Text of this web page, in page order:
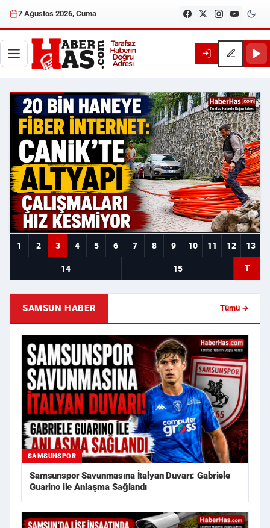
7 Ağustos 2026, Cuma
Haberhas — Samsun Son
1 2 3 4 5 6 7 8 9 10 11 12 13
14 15 T
SAMSUN HABER Tümü →
SAMSUNSPOR
Samsunspor Savunmasına İtalyan Duvarı: Gabriele
Guarino ile Anlaşma Sağlandı